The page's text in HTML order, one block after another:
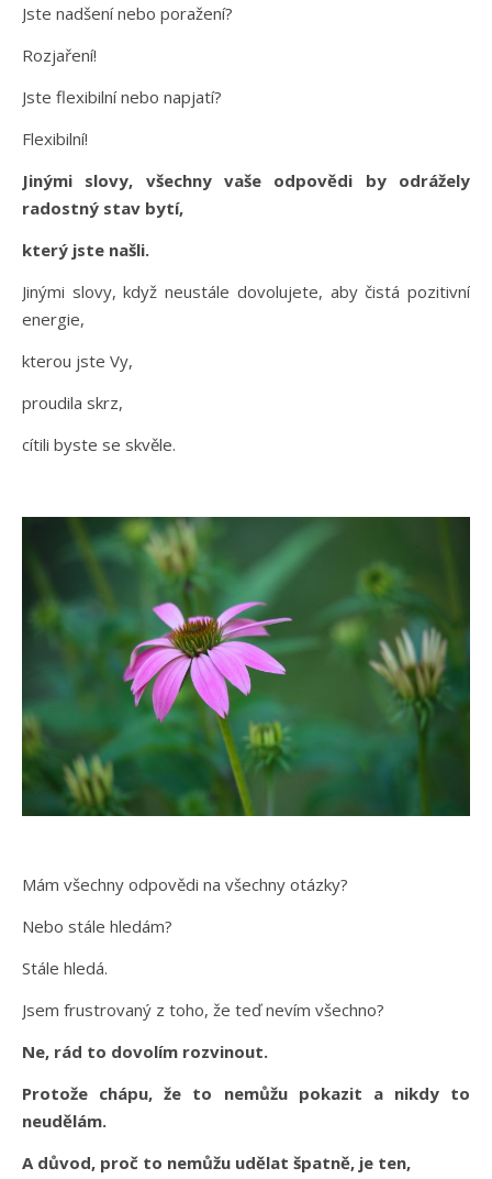
Jste nadšení nebo poražení?
Rozjaření!
Jste flexibilní nebo napjatí?
Flexibilní!
Jinými slovy, všechny vaše odpovědi by odrážely
radostný stav bytí,
který jste našli.
Jinými slovy, když neustále dovolujete, aby čistá pozitivní
energie,
kterou jste Vy,
proudila skrz,
cítili byste se skvěle.
Mám všechny odpovědi na všechny otázky?
Nebo stále hledám?
Stále hledá.
Jsem frustrovaný z toho, že teď nevím všechno?
Ne, rád to dovolím rozvinout.
Protože chápu, že to nemůžu pokazit a nikdy to
neudělám.
A důvod, proč to nemůžu udělat špatně, je ten,